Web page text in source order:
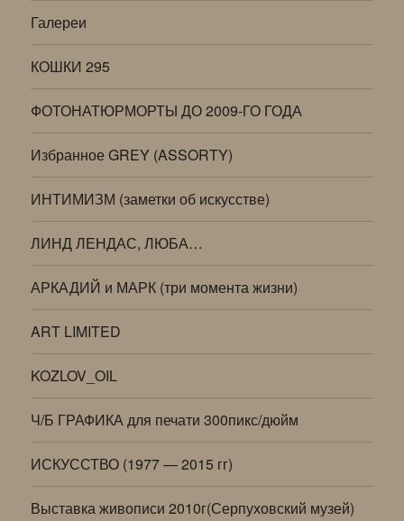
Галереи
КОШКИ 295
ФОТОНАТЮРМОРТЫ ДО 2009-ГО ГОДА
Избранное GREY (ASSORTY)
ИНТИМИЗМ (заметки об искусстве)
ЛИНД ЛЕНДАС, ЛЮБА…
АРКАДИЙ и МАРК (три момента жизни)
ART LIMITED
KOZLOV_OIL
Ч/Б ГРАФИКА для печати 300пикс/дюйм
ИСКУССТВО (1977 — 2015 гг)
Выставка живописи 2010г(Серпуховский музей)